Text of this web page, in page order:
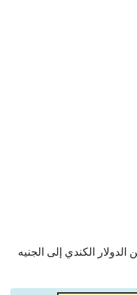
الكندي إلى الجنيه